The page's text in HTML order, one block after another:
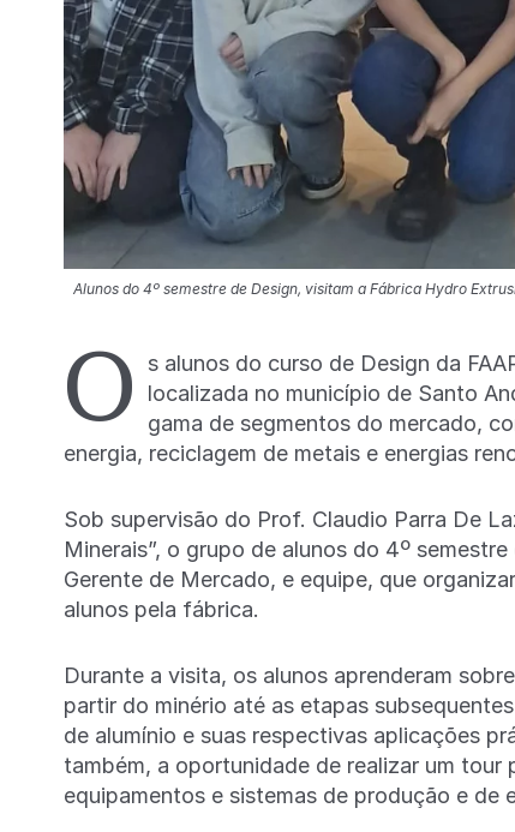
Alunos do 4º semestre de Design, visitam a Fábrica Hydro
O
s alunos do curso de Design da
localizada no município de Santo
gama de segmentos do mercado,
energia, reciclagem de metais e energias
Sob supervisão do Prof. Claudio Parra De
Minerais”, o grupo de alunos do 4º
Gerente de Mercado, e equipe, que
alunos pela fábrica.
Durante a visita, os alunos aprenderam
partir do minério até as etapas
de alumínio e suas respectivas aplicações
também, a oportunidade de realizar um
equipamentos e sistemas de produção e de